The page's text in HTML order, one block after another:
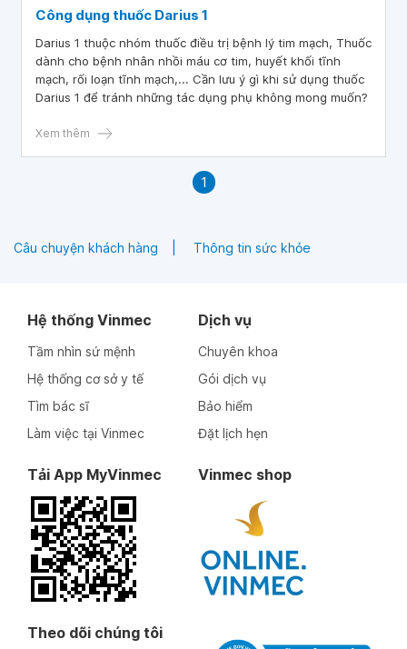
Công dụng thuốc Darius 1
Darius 1 thuộc nhóm thuốc điều trị bệnh lý tim mạch, Thuốc
dành cho bệnh nhân nhồi máu cơ tim, huyết khối tĩnh
mạch, rối loạn tĩnh mạch,... Cần lưu ý gì khi sử dụng thuốc
Darius 1 để tránh những tác dụng phụ không mong muốn?
Xem thêm
1
Câu chuyện khách hàng Thông tin sức khỏe
Hệ thống Vinmec
Tầm nhìn sứ mệnh
Hệ thống cơ sở y tế
Tìm bác sĩ
Làm việc tại Vinmec
Dịch vụ
Chuyên khoa
Gói dịch vụ
Bảo hiểm
Đặt lịch hẹn
Tải App MyVinmec Vinmec shop
Theo dõi chúng tôi